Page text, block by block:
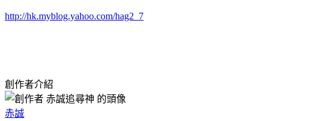
http://hk.myblog.yahoo.com/hag2_7
創作者介紹
赤誠